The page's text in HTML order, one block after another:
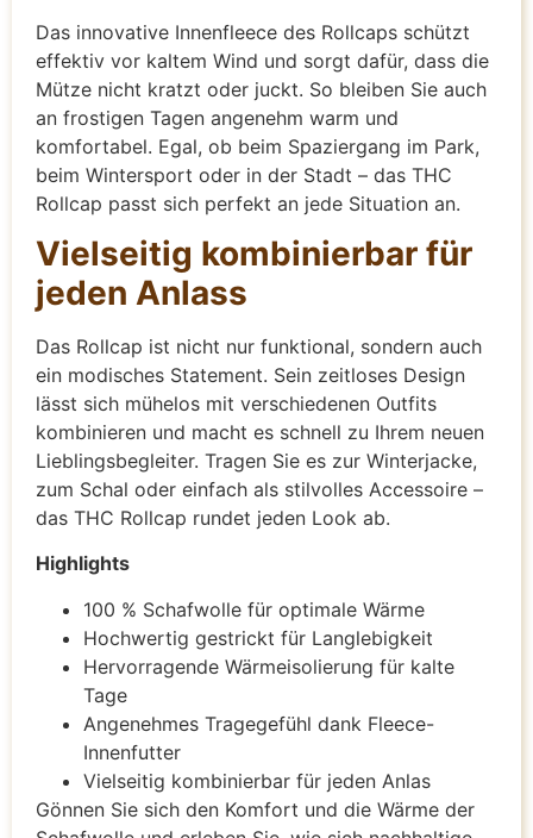
Das innovative Innenfleece des Rollcaps schützt
effektiv vor kaltem Wind und sorgt dafür, dass die
Mütze nicht kratzt oder juckt. So bleiben Sie auch
an frostigen Tagen angenehm warm und
komfortabel. Egal, ob beim Spaziergang im Park,
beim Wintersport oder in der Stadt – das THC
Rollcap passt sich perfekt an jede Situation an.
Vielseitig kombinierbar für
jeden Anlass
Das Rollcap ist nicht nur funktional, sondern auch
ein modisches Statement. Sein zeitloses Design
lässt sich mühelos mit verschiedenen Outfits
kombinieren und macht es schnell zu Ihrem neuen
Lieblingsbegleiter. Tragen Sie es zur Winterjacke,
zum Schal oder einfach als stilvolles Accessoire –
das THC Rollcap rundet jeden Look ab.
Highlights
100 % Schafwolle für optimale Wärme
Hochwertig gestrickt für Langlebigkeit
Hervorragende Wärmeisolierung für kalte
Tage
Angenehmes Tragegefühl dank Fleece-
Innenfutter
Vielseitig kombinierbar für jeden Anlas
Gönnen Sie sich den Komfort und die Wärme der